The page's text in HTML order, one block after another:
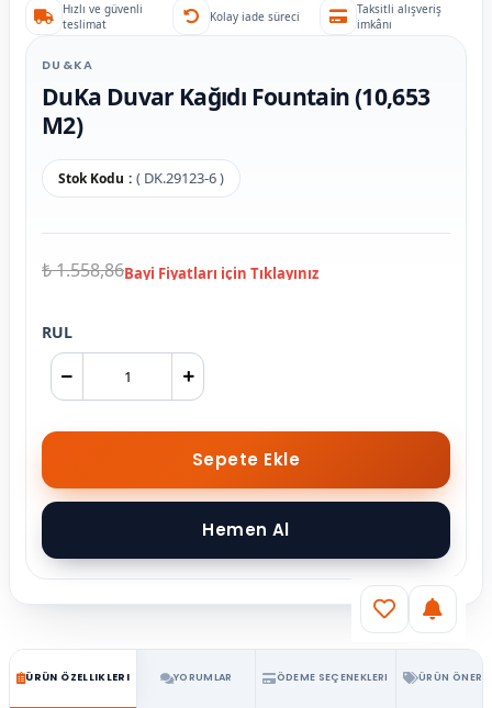
Hızlı ve güvenli
teslimat
Kolay iade süreci
Taksitli alışveriş
imkânı
DU&KA
DuKa Duvar Kağıdı Fountain (10,653
M2)
Stok Kodu ( DK.29123-6 )
₺ 1.558,86
RUL
ÜRÜN ÖZELLIKLERI YORUMLAR ÖDEME SEÇENEKLERI ÜRÜN